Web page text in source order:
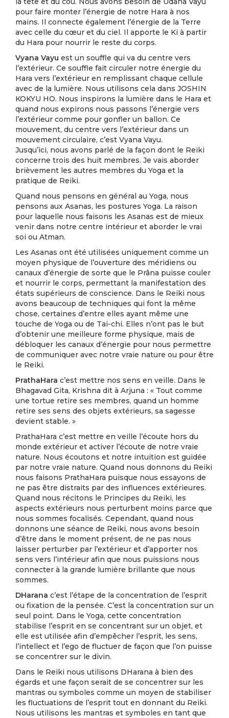
pour faire monter l’énergie de notre Hara à nos
mains. Il connecte également l’énergie de la Terre
avec celle du cœur et du ciel. Il apporte le Ki à partir
du Hara pour nourrir le reste du corps.
Vyana Vayu est un souffle qui va du centre vers
l’extérieur. Ce souffle fait circuler notre énergie du
Hara vers l’extérieur en remplissant chaque cellule
avec de la lumière. Nous utilisons cela dans JOSHIN
KOKYU HO. Nous inspirons la lumière dans le Hara et
quand nous expirons nous passons l’énergie vers
l’extérieur comme pour gonfler un ballon. Ce
mouvement, du centre vers l’extérieur dans un
mouvement circulaire, c’est Vyana Vayu.
Jusqu’ici, nous avons parlé de la façon dont le Reiki
concerne trois des huit membres. Je vais aborder
brièvement les autres membres du Yoga et la
pratique de Reiki.
Quand nous pensons en général au Yoga, nous
pensons aux Asanas, les postures Yoga. La raison
pour laquelle nous faisons les Asanas est de mieux
venir dans notre centre intérieur et aborder le vrai
soi ou Atman.
Les Asanas ont été utilisées uniquement comme un
moyen physique de l’ouverture des méridiens ou
canaux d’énergie de sorte que le Prâna puisse couler
et nourrir le corps, permettant la manifestation des
états supérieurs de conscience. Dans le Reiki nous
avons beaucoup de techniques qui font la même
chose, certaines d’entre elles ayant même une
touche de Yoga ou de Tai-chi. Elles n’ont pas le but
d’obtenir une meilleure forme physique, mais de
débloquer les canaux d’énergie pour nous permettre
de communiquer avec notre vraie nature ou pour être
le Reiki.
PrathaHara c’est mettre nos sens en veille. Dans le
Bhagavad Gita, Krishna dit à Arjuna : « Tout comme
une tortue retire ses membres, quand un homme
retire ses sens des objets extérieurs, sa sagesse
devient stable. »
PrathaHara c’est mettre en veille l’écoute hors du
monde extérieur et activer l’écoute de notre vraie
nature. Nous écoutons et notre intuition est guidée
par notre vraie nature. Quand nous donnons du Reiki
nous faisons PrathaHara puisque nous essayons de
ne pas être distraits par des influences extérieures.
Quand nous récitons le Principes du Reiki, les
aspects extérieurs nous perturbent moins parce que
nous sommes focalisés. Cependant, quand nous
donnons une séance de Reiki, nous avons besoin
d’être dans le moment présent, de ne pas nous
laisser perturber par l’extérieur et d’apporter nos
sens vers l’intérieur afin que nous puissions nous
connecter à la grande lumière brillante que nous
sommes.
DHarana c’est l’étape de la concentration de l’esprit
ou fixation de la pensée. C’est la concentration sur un
seul point. Dans le Yoga, cette concentration
stabilise l’esprit en se concentrant sur un objet, et
elle est utilisée afin d’empêcher l’esprit, les sens,
l’intellect et l’ego de fluctuer de façon que l’on puisse
se concentrer sur le divin.
Dans le Reiki nous utilisons DHarana à bien des
égards et une façon serait de se concentrer sur les
mantras ou symboles comme un moyen de stabiliser
les fluctuations de l’esprit tout en donnant du Reiki.
Nous utilisons les mantras et symboles en tant que